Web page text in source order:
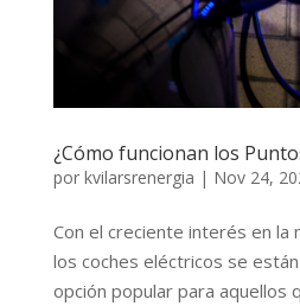
¿Cómo funcionan los
por kvilarsrenergia | Nov 24,
Con el creciente interés en la
los coches eléctricos se
opción popular para aquellos